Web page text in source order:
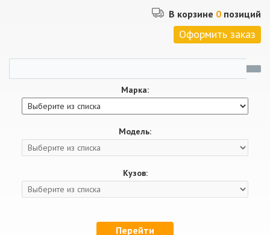
В корзине 0 позиций
Оформить заказ
Марка:
Модель:
Кузов:
Перейти